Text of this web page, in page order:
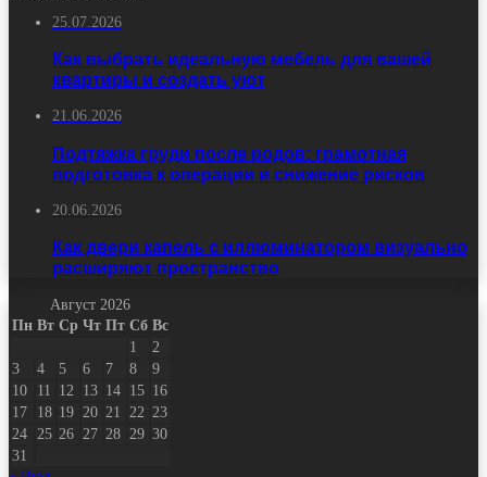
25.07.2026
Как выбрать идеальную мебель для вашей
квартиры и создать уют
21.06.2026
Подтяжка груди после родов: грамотная
подготовка к операции и снижение рисков
20.06.2026
Как двери капель с иллюминатором визуально
расширяют пространство
Август 2026
Пн Вт Ср Чт Пт Сб Вс
1
2
3
4 5 6 7 8
9
10
11 12 13 14 15 16
17
18 19 20 21 22 23
24
25 26 27 28 29 30
31